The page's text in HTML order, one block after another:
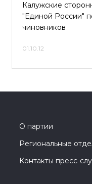
Калужские
"Единой России"
чиновников
01.10.12
О партии
Региональные
Контакты пресс-